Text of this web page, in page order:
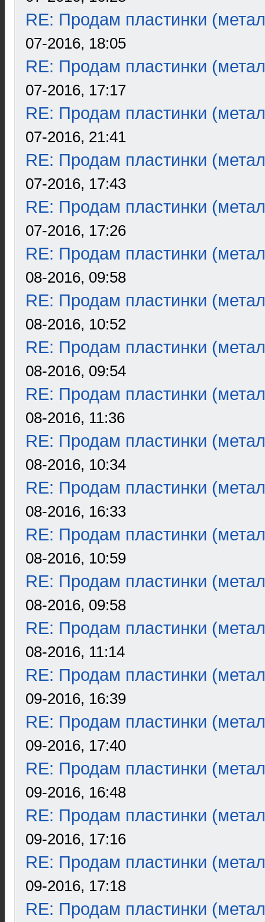
RE: Продам пластинки
07-2016, 18:05
RE: Продам пластинки
07-2016, 17:17
RE: Продам пластинки
07-2016, 21:41
RE: Продам пластинки
07-2016, 17:43
RE: Продам пластинки
07-2016, 17:26
RE: Продам пластинки
08-2016, 09:58
RE: Продам пластинки
08-2016, 10:52
RE: Продам пластинки
08-2016, 09:54
RE: Продам пластинки
08-2016, 11:36
RE: Продам пластинки
08-2016, 10:34
RE: Продам пластинки
08-2016, 16:33
RE: Продам пластинки
08-2016, 10:59
RE: Продам пластинки
08-2016, 09:58
RE: Продам пластинки
08-2016, 11:14
RE: Продам пластинки
09-2016, 16:39
RE: Продам пластинки
09-2016, 17:40
RE: Продам пластинки
09-2016, 16:48
RE: Продам пластинки
09-2016, 17:16
RE: Продам пластинки
09-2016, 17:18
RE: Продам пластинки